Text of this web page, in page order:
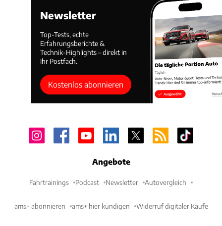
Newsletter
Top-Tests, echte
Erfahrungsberichte &
Technik-Highlights – direkt in
Ihr Postfach.
Kostenlos abonnieren
Angebote
Fahrtrainings Podcast Newsletter Autovergleich
ams+ abonnieren ams+ hier kündigen Widerruf digitaler Käufe